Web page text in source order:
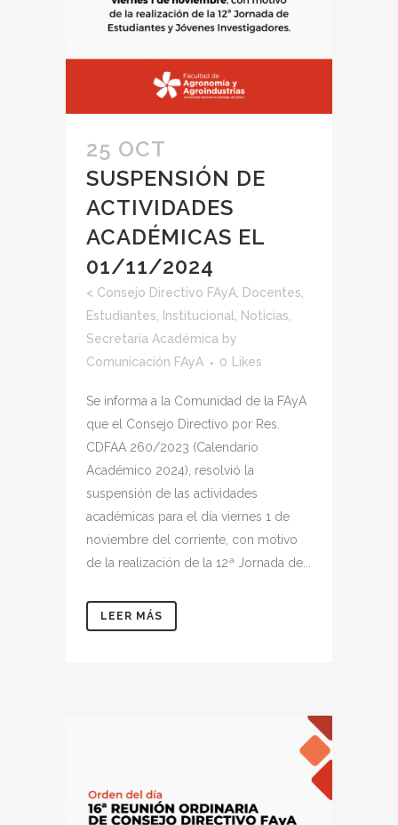
25 OCT
SUSPENSIÓN DE
ACTIVIDADES
ACADÉMICAS EL
01/11/2024
< Consejo Directivo FAyA Docentes
Estudiantes
Institucional Noticias
Secretaría Académica by
Comunicación FAyA
0 Likes
Se informa a la Comunidad de la FAyA
que el Consejo Directivo por Res.
CDFAA 260/2023 (Calendario
Académico 2024), resolvió la
suspensión de las actividades
académicas para el día viernes 1 de
noviembre del corriente, con motivo
de la realización de la 12ª Jornada de...
LEER MÁS